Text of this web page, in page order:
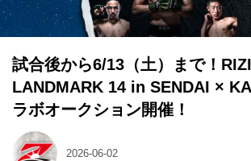
試合後から6/13（土）まで！
LANDMARK 14 in SENDAI ×
ラボオークション開催！
2026-06-02